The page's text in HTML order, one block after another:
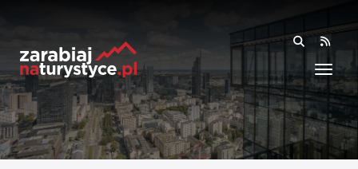
RSS
WIEDZA
ANALIZY I RAPORTY
BADANIA I DANE